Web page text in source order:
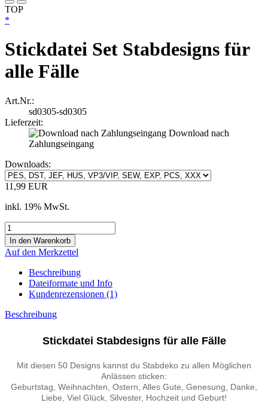
TOP
*
Stickdatei Set Stabdesigns für
alle Fälle
Art.Nr.:
sd0305-sd0305
Lieferzeit:
Download nach
Zahlungseingang
Downloads:
11,99 EUR
inkl. 19% MwSt.
Auf den Merkzettel
Beschreibung
Dateiformate und Info
Kundenrezensionen (1)
Beschreibung
Stickdatei Stabdesigns für alle Fälle
Mit diesen 50 Designs kannst du Stabdeko zu allen Möglichen
Anlässen sticken:
Geburtstag, Weihnachten, Ostern, Alles Gute, Genesung, Danke,
Liebe, Viel Glück, Silvester, Hochzeit und Geburt!